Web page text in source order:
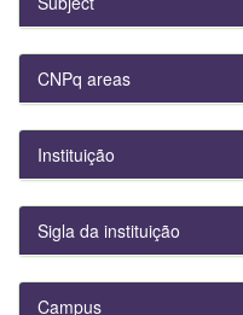
CNPq areas
Instituição
Sigla da instituição
Campus